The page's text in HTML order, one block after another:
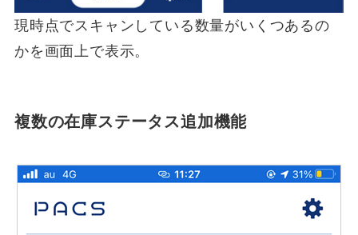
現時点でスキャンしている数量がいくつあるの
かを画面上で表示。
複数の在庫ステータス追加機能